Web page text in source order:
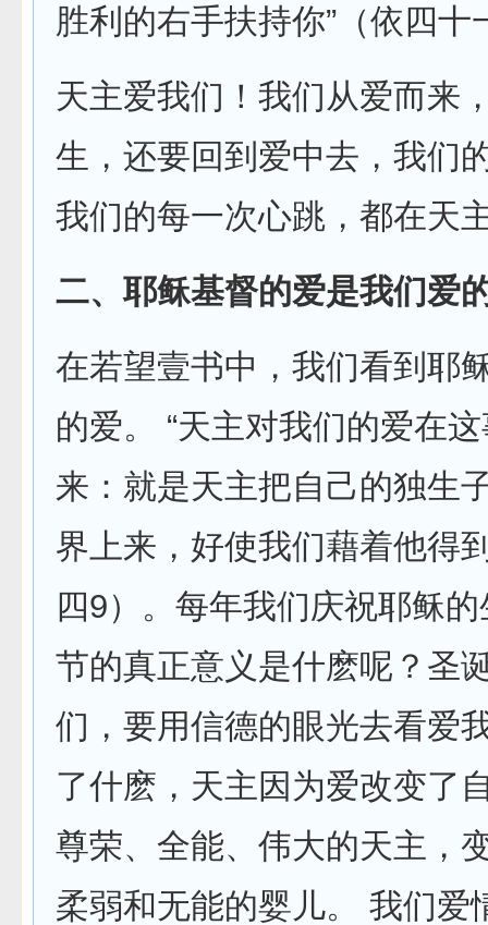
胜利的右手扶持你”（依四十
天主爱我们！我们从爱而来
生，还要回到爱中去，我们
我们的每一次心跳，都在天
二、耶稣基督的爱是我们爱
在若望壹书中，我们看到耶
的爱。 “天主对我们的爱在
来：就是天主把自己的独生
界上来，好使我们藉着他得
四9）。每年我们庆祝耶稣
节的真正意义是什麽呢？圣
们，要用信德的眼光去看爱
了什麽，天主因为爱改变了
尊荣、全能、伟大的天主，
柔弱和无能的婴儿。 我们